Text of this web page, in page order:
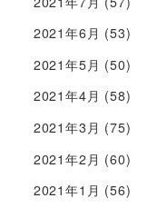
2021年6月 (53)
2021年5月 (50)
2021年4月 (58)
2021年3月 (75)
2021年2月 (60)
2021年1月 (56)